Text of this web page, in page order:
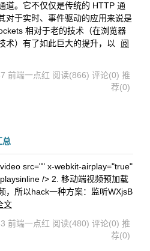
道。它不仅仅是传统的 HTTP 通
对于实时、事件驱动的应用来说是
相对于老的技术（在浏览器
术）有了如此巨大的提升，以
阅
前端一点红 阅读(866) 评论(0) 推
荐(0)
总
src="" x-webkit-airplay="true"
/> 2. 移动端视频预加载
，所以hack一种方案：监听WXjsB
文
前端一点红 阅读(480) 评论(0) 推
荐(0)